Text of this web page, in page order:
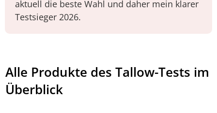
aktuell die beste Wahl und daher mein klarer
Testsieger 2026.
Alle Produkte des Tallow-Tests im
Überblick